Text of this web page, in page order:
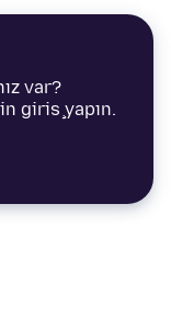
var?
giriş yapın.